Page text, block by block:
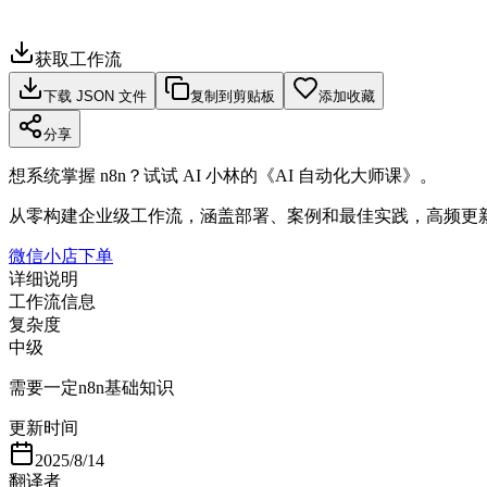
获取工作流
下载 JSON 文件 复制到剪贴板 添加收藏
分享
想系统掌握 n8n？试试 AI 小林的《AI 自动化大师课》。
从零构建企业级工作流，涵盖部署、案例和最佳实践，高频更
微信小店下单
详细说明
工作流信息
复杂度
中级
需要一定n8n基础知识
更新时间
2025/8/14
翻译者